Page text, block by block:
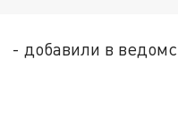
- добавили в